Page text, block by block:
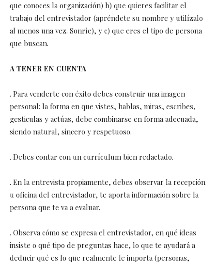
que conoces la organización) b) que quieres facilitar el
trabajo del entrevistador (apréndete su nombre y utilízalo
al menos una vez. Sonríe), y c) que eres el tipo de persona
que buscan.
A TENER EN CUENTA
. Para venderte con éxito debes construir una imagen
personal: la forma en que vistes, hablas, miras, escribes,
gesticulas y actúas, debe combinarse en forma adecuada,
siendo natural, sincero y respetuoso.
. Debes contar con un currículum bien redactado.
. En la entrevista propiamente, debes observar la recepción
u oficina del entrevistador, te aporta información sobre la
persona que te va a evaluar.
. Observa cómo se expresa el entrevistador, en qué ideas
insiste o qué tipo de preguntas hace, lo que te ayudará a
deducir qué es lo que realmente le importa (personas,